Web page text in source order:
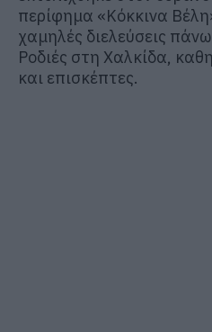
περίφημα «Κόκκινα
χαμηλές διελεύσεις
Ροδιές στη Χαλκίδα,
και επισκέπτες.